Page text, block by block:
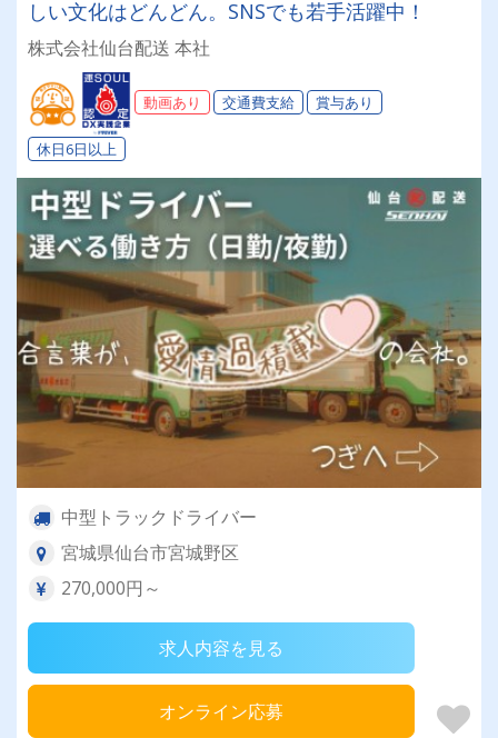
しい文化はどんどん。SNSでも若手活躍中！
株式会社仙台配送 本社
動画あり 交通費支給 賞与あり
休日6日以上
中型トラックドライバー
宮城県仙台市宮城野区
270,000円～
求人内容を見る
オンライン応募